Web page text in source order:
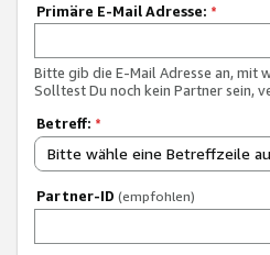
Primäre E-Mail Adresse: *
Bitte gib die E-Mail Adresse an, mit
Solltest Du noch kein Partner sein,
Betreff: *
Bitte wähle eine Betreffzeile
Partner-ID (empfohlen)